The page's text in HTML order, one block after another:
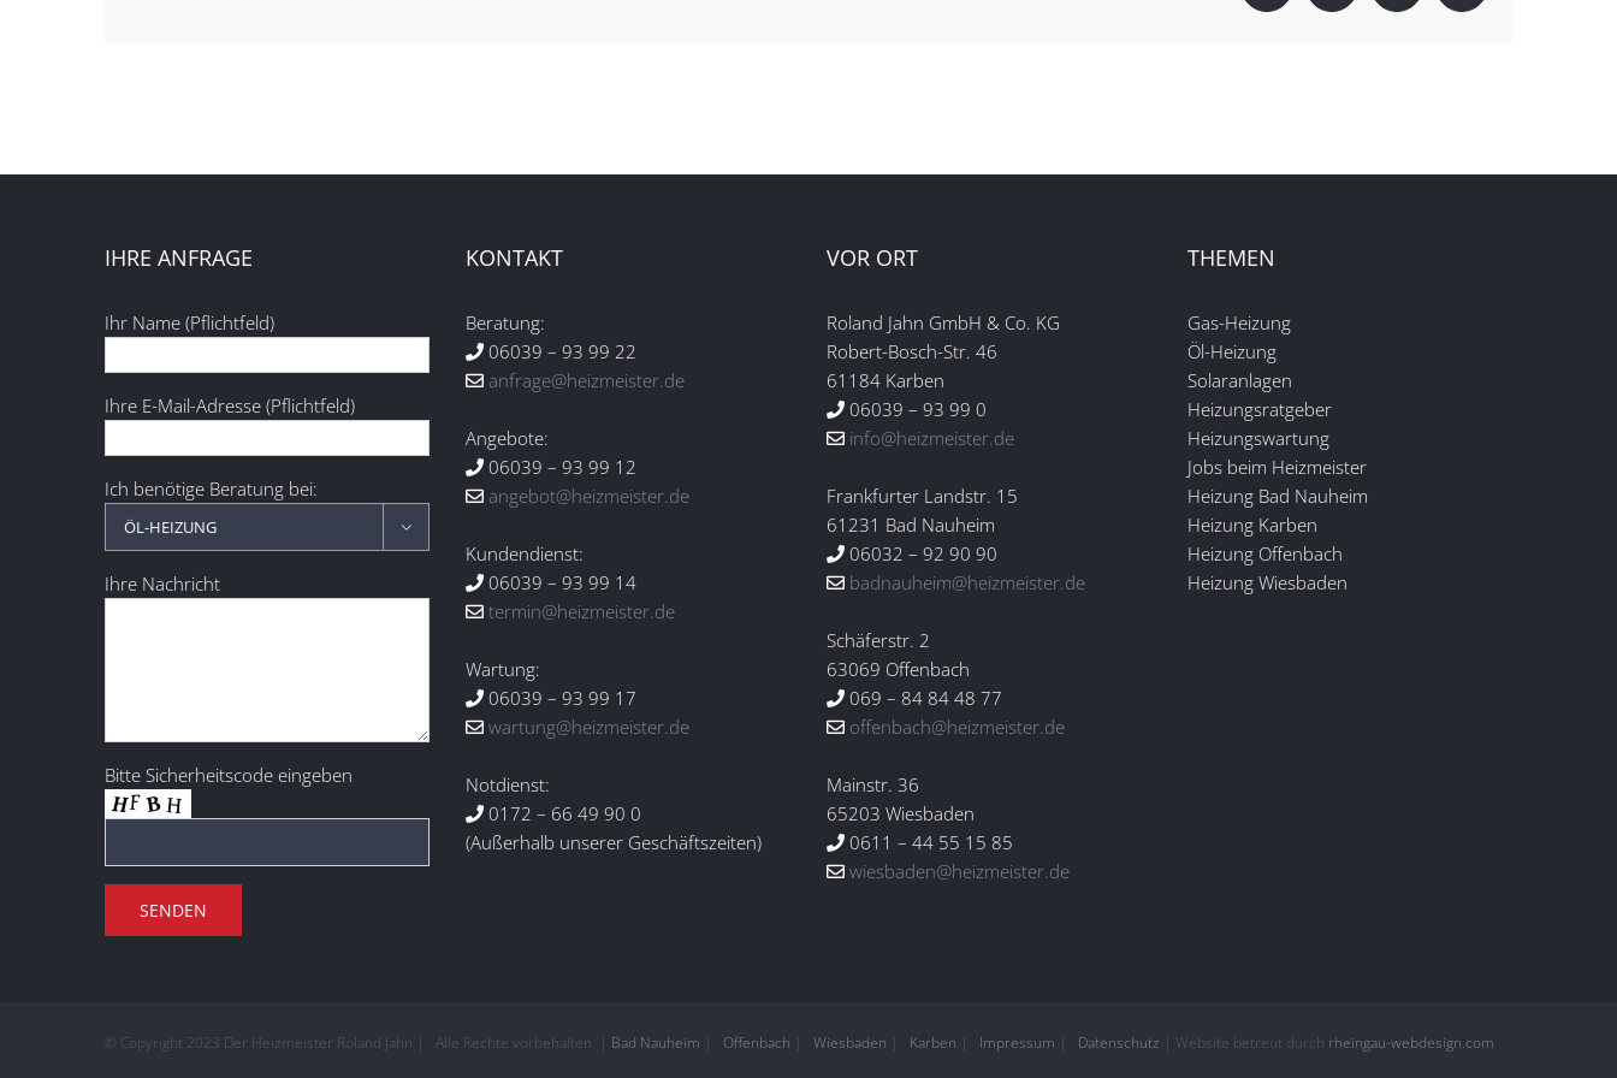
IHRE ANFRAGE
Ihr Name (Pflichtfeld)
Ihre E-Mail-Adresse (Pflichtfeld)
Ich benötige Beratung bei:

Ihre Nachricht
Bitte Sicherheitscode eingeben
KONTAKT
Beratung:
06039 – 93 99 22
anfrage@heizmeister.de
Angebote:
06039 – 93 99 12
angebot@heizmeister.de
Kundendienst:
06039 – 93 99 14
termin@heizmeister.de
Wartung:
06039 – 93 99 17
wartung@heizmeister.de
Notdienst:
0172 – 66 49 90 0
(Außerhalb unserer Geschäftszeiten)
VOR ORT
Roland Jahn GmbH & Co. KG
Robert-Bosch-Str. 46
61184 Karben
06039 – 93 99 0
info@heizmeister.de
Frankfurter Landstr. 15
61231 Bad Nauheim
06032 – 92 90 90
badnauheim@heizmeister.de
Schäferstr. 2
63069 Offenbach
069 – 84 84 48 77
offenbach@heizmeister.de
Mainstr. 36
65203 Wiesbaden
0611 – 44 55 15 85
wiesbaden@heizmeister.de
THEMEN
Gas-Heizung
Öl-Heizung
Solaranlagen
Heizungsratgeber
Heizungswartung
Jobs beim Heizmeister
Heizung Bad Nauheim
Heizung Karben
Heizung Offenbach
Heizung Wiesbaden
© Copyright 2023 Der Heizmeister Roland Jahn | Alle Rechte vorbehalten | Bad Nauheim Offenbach Wiesbaden Karben Impressum Datenschutz | Website betreut durch rheingau-webdesign.com